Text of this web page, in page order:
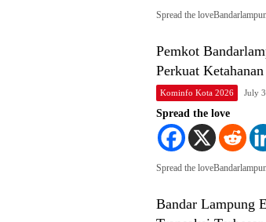
Spread the
Pemkot
Perkuat
Kominfo Kota 2026 July
Spread the love
Spread the
Bandar Lampung